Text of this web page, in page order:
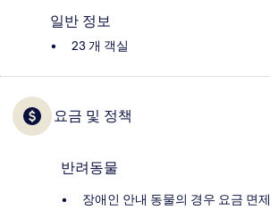
일반 정보
23 개 객실
요금 및 정책
반려동물
장애인 안내 동물의 경우 요금 면제